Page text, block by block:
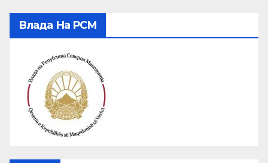
Влада На РСМ